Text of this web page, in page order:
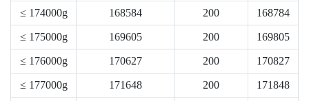
≤ 174000g 168584 200 168784
≤ 175000g 169605 200 169805
≤ 176000g 170627 200 170827
≤ 177000g 171648 200 171848